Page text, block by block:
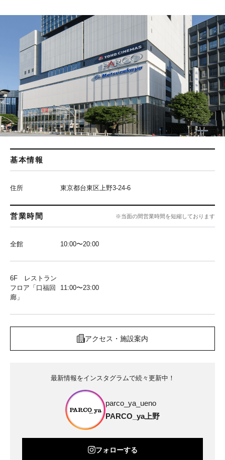
基本情報
住所 東京都台東区上野3-24-6
営業時間 ※当面の間営業時間を短縮しております
全館 10:00〜20:00
6F レストラン
フロア「口福回
廊」
11:00〜23:00
アクセス・施設案内
最新情報をインスタグラムで続々更新中！
parco_ya_ueno
PARCO_ya上野
フォローする